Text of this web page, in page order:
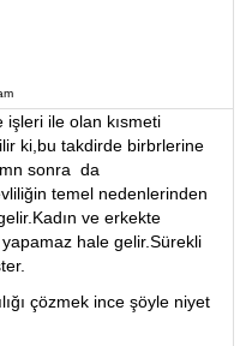
işleri ile olan kısmeti
ki,bu takdirde birbrlerine
sonra da
temel nedenlerinden
ve erkekte
hale gelir.Sürekli
çözmek ince şöyle niyet